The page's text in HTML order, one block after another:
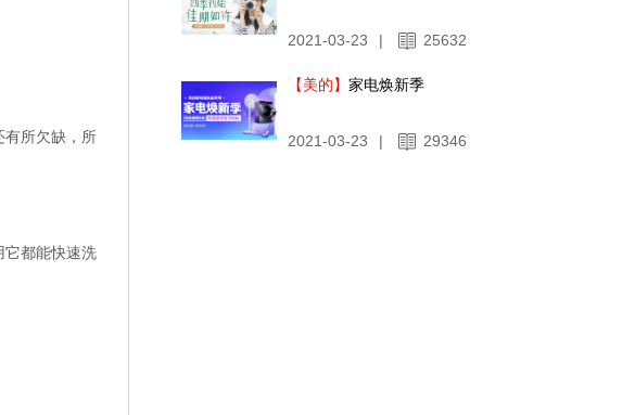
有所欠缺，所
它都能快速洗
2021-03-23 | 25632
【美的】家电焕新季
2021-03-23 | 29346